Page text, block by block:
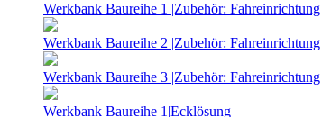
Werkbank Baureihe 1 |Zubehör: Fahreinrichtung
Werkbank Baureihe 2 |Zubehör: Fahreinrichtung
Werkbank Baureihe 3 |Zubehör: Fahreinrichtung
Werkbank Baureihe 1|Ecklösung